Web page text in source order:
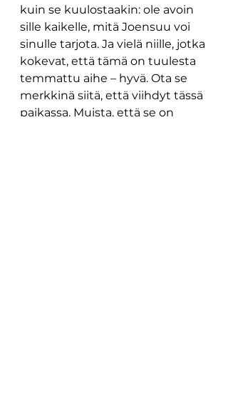
kuin se kuulostaakin: ole avoin
sille kaikelle, mitä Joensuu voi
sinulle tarjota. Ja vielä niille, jotka
kokevat, että tämä on tuulesta
temmattu aihe – hyvä. Ota se
merkkinä siitä, että viihdyt tässä
paikassa. Muista, että se on